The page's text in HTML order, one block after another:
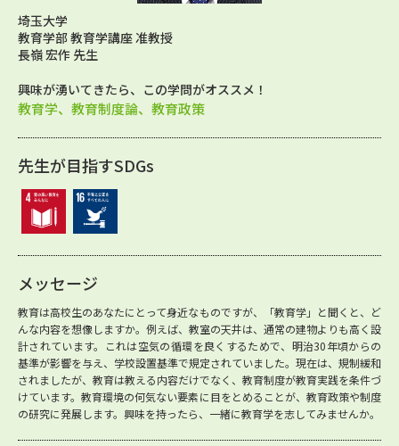
埼玉大学
教育学部 教育学講座 准教授
長嶺 宏作 先生
興味が湧いてきたら、この学問がオススメ！
教育学、教育制度論、教育政策
先生が目指すSDGs
メッセージ
教育は高校生のあなたにとって身近なものですが、「教育学」と聞くと、ど
んな内容を想像しますか。例えば、教室の天井は、通常の建物よりも高く設
計されています。これは空気の循環を良くするためで、明治30年頃からの
基準が影響を与え、学校設置基準で規定されていました。現在は、規制緩和
されましたが、教育は教える内容だけでなく、教育制度が教育実践を条件づ
けています。教育環境の何気ない要素に目をとめることが、教育政策や制度
の研究に発展します。興味を持ったら、一緒に教育学を志してみませんか。